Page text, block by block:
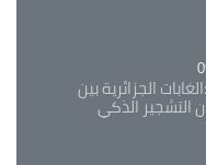
الجزائرية بين
الذكي